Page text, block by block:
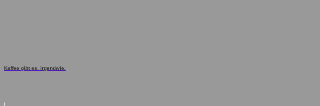
Kaffee gibt es. Irgendwie.